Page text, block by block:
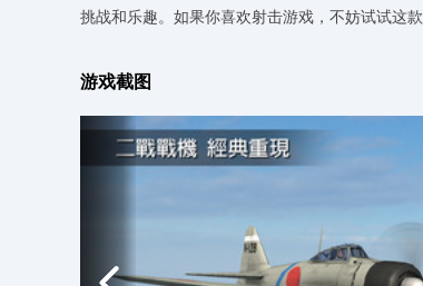
挑战和乐趣。如果你喜欢射击游戏，不妨试试这
游戏截图